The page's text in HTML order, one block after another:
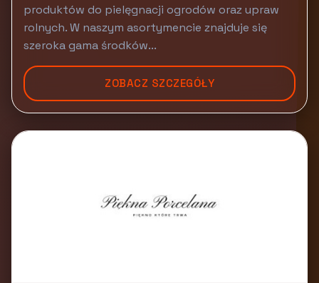
produktów do pielęgnacji ogrodów oraz upraw
rolnych. W naszym asortymencie znajduje się
szeroka gama środków...
ZOBACZ SZCZEGÓŁY